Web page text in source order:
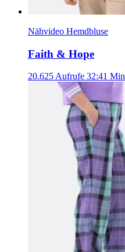
Nähvideo Hemdbluse
Faith & Hope
20.625 Aufrufe 32:41 Min